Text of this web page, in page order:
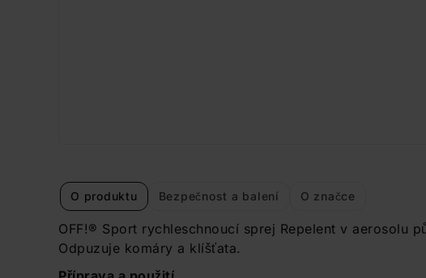
O produktu Bezpečnost a balení O značce
OFF!® Sport rychleschnoucí sprej Repelent v aerosolu
Odpuzuje komáry a klíšťata.